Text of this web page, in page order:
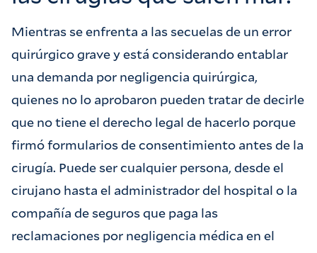
Mientras se enfrenta a las secuelas de un error
quirúrgico grave y está considerando entablar
una demanda por negligencia quirúrgica,
quienes no lo aprobaron pueden tratar de decirle
que no tiene el derecho legal de hacerlo porque
firmó formularios de consentimiento antes de la
cirugía. Puede ser cualquier persona, desde el
cirujano hasta el administrador del hospital o la
compañía de seguros que paga las
reclamaciones por negligencia médica en el